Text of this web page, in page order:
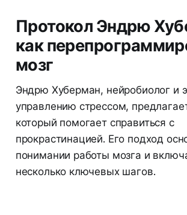
Протокол Эндрю
как
мозг
Эндрю Хуберман, нейробиолог и
управлению стрессом,
который помогает справиться с
прокрастинацией. Его подход
понимании работы мозга и
несколько ключевых шагов.